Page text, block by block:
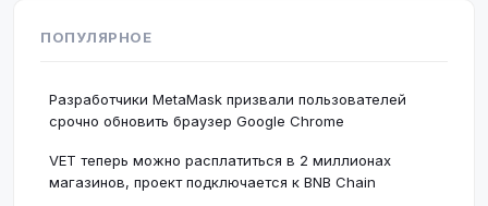
ПОПУЛЯРНОЕ
Разработчики MetaMask призвали пользователей
срочно обновить браузер Google Chrome
VET теперь можно расплатиться в 2 миллионах
магазинов, проект подключается к BNB Chain